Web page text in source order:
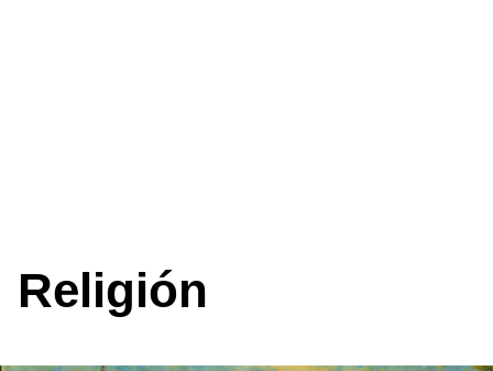
Religión